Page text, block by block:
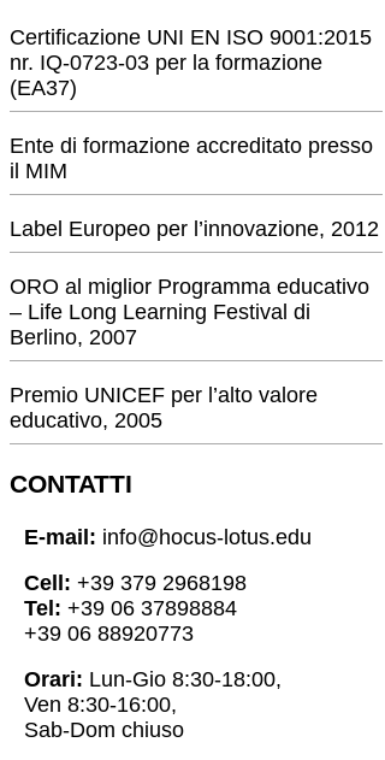
Certificazione UNI EN ISO 9001:2015
nr. IQ-0723-03 per la formazione
(EA37)
Ente di formazione accreditato presso
il MIM
Label Europeo per l’innovazione, 2012
ORO al miglior Programma educativo
– Life Long Learning Festival di
Berlino, 2007
Premio UNICEF per l’alto valore
educativo, 2005
CONTATTI
E-mail: info@hocus-lotus.edu
Cell: +39 379 2968198
Tel: +39 06 37898884
+39 06 88920773
Orari: Lun-Gio 8:30-18:00,
Ven 8:30-16:00,
Sab-Dom chiuso